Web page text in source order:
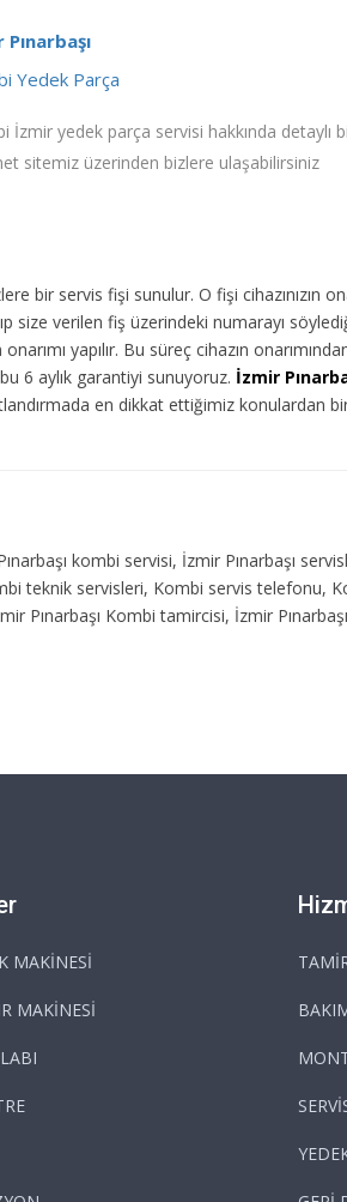
Yedek Parça
İzmir yedek parça servisi hakkında detaylı
sitemiz üzerinden bizlere ulaşabilirsiniz
bir servis fişi sunulur. O fişi cihazınızın
size verilen fiş üzerindeki numarayı
yapılır. Bu süreç cihazın
6 aylık garantiyi sunuyoruz. İzmir
en dikkat ettiğimiz konulardan
kombi servisi, İzmir Pınarbaşı
teknik servisleri, Kombi servis telefonu,
Pınarbaşı Kombi tamircisi, İzmir
MAKİNESİ
MAKİNESİ